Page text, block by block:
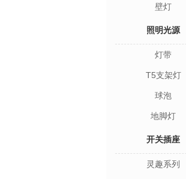
壁灯
照明光源
灯带
T5支架灯
球泡
地脚灯
开关插座
灵趣系列